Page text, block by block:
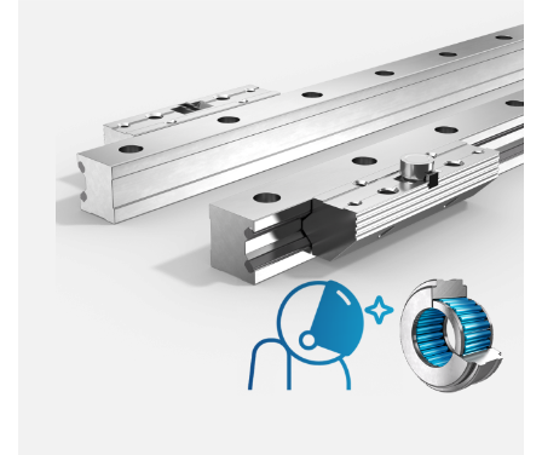
Resistente a la corrosión
Amagnético
Sin lubricante
Precio